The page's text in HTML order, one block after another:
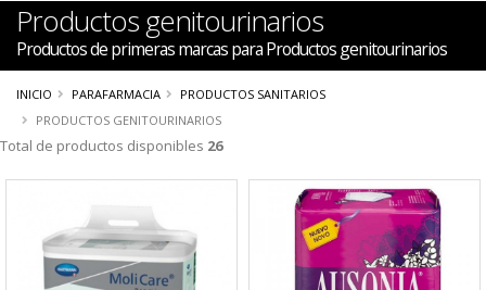
Productos genitourinarios
Productos de primeras marcas para Productos genitourinarios
INICIO PARAFARMACIA
PRODUCTOS SANITARIOS
PRODUCTOS GENITOURINARIOS
Total de productos disponibles 26